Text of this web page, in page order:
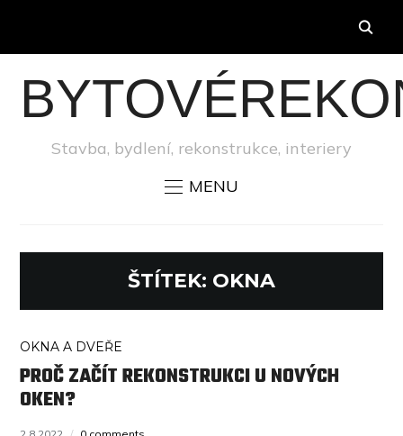
Stavba, bydlení, rekonstrukce, interiery
MENU
ŠTÍTEK: OKNA
OKNA A DVEŘE
PROČ ZAČÍT REKONSTRUKCI U NOVÝCH
OKEN?